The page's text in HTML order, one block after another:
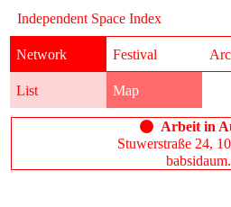
Independent Space Index
Network
List Map
Festival
Arbeit in
Stuwerstraße 24,